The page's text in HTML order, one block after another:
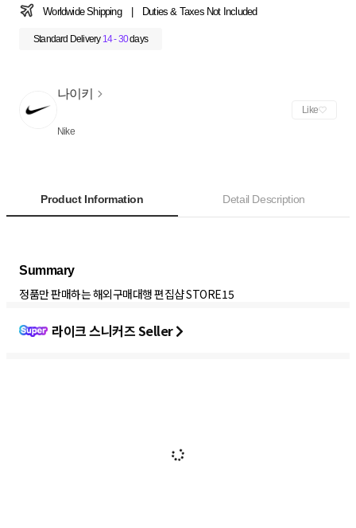
Worldwide Shipping Duties & Taxes Not Included
Standard Delivery 14 - 30days
나이키
Nike
Like
Product Information Detail Description
Summary
정품만 판매하는 해외구매대행 편집샵 STORE15
라이크 스니커즈 Seller